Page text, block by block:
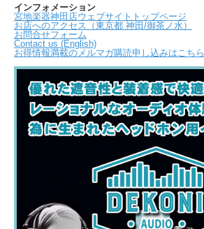
インフォメーション
宮地楽器神田店ウェブサイトトップページ
お店へのアクセス（東京都 神田/御茶ノ水）
お問合せフォーム
Contact us (English)
お得情報満載のメルマガ購読申し込みはこちら